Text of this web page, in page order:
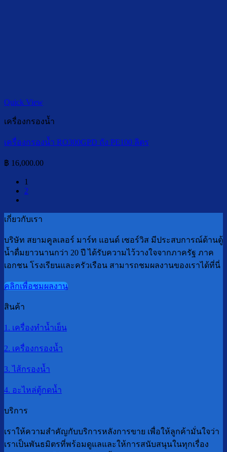
Quick View
เครื่องกรองน้ำ
เครื่องกรองน้ำ RO300GPD ถัง PE100 ลิตร
฿ 16,000.00
1
2
เกี่ยวกับเรา
บริษัท สยามคูลเลอร์ มาร์ท แอนด์ เซอร์วิส มีประสบการณ์ด้านตู้
น้ำดื่มยาวนานกว่า 20 ปี ได้รับความไว้วางใจจากภาครัฐ ภาค
เอกชน โรงเรียนและครัวเรือน สามารถชมผลงานของเราได้ที่นี่
คลิกเพื่อชมผลงาน
สินค้า
1. เครื่องทำน้ำเย็น
2. เครื่องกรองน้ำ
3. ไส้กรองน้ำ
4. อะไหล่ตู้กดน้ำ
บริการ
เราให้ความสำคัญกับบริการหลังการขาย เพื่อให้ลูกค้ามั่นใจว่า
เราเป็นพันธมิตรที่พร้อมดูแลและให้การสนับสนุนในทุกเรื่อง